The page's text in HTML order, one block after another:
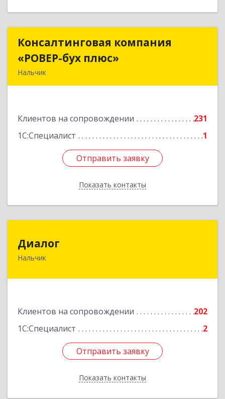
Консалтинговая компания
«РОВЕР-бух плюс»
Нальчик
Клиентов на сопровождении
231
1С:Специалист
1
Отправить заявку
Показать контакты
Консалтинговая компания
«РОВЕР-бух плюс»
Подробнее
Отправить заявку
Назад
Диалог
Нальчик
Клиентов на сопровождении
202
1С:Специалист
2
Отправить заявку
Показать контакты
360016, Кабардино-Балкарская Респ, Нальчик г,
Отправить заявку
Назад